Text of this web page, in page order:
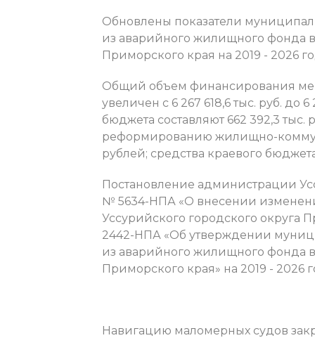
Обновлены показатели
из аварийного жилищного фонда
Приморского края на 2019 - 2026
Общий объем финансирования
увеличен с 6 267 618,6 тыс. руб. до
бюджета составляют 662 392,3
реформированию жилищно-
рублей; средства краевого
Постановление администрации
№ 5634-НПА «О внесении
Уссурийского городского округа
2442-НПА «Об утверждении
из аварийного жилищного фонда
Приморского края» на 2019 - 2026
Навигацию маломерных судов